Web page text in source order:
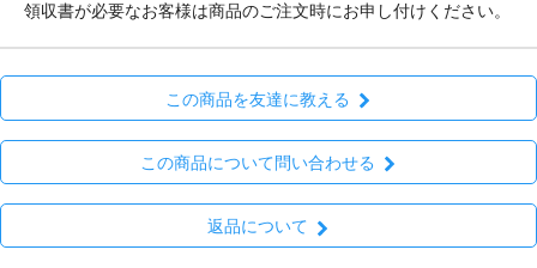
領収書が必要なお客様は商品のご注文時にお申し付けください。
この商品を友達に教える
この商品について問い合わせる
返品について